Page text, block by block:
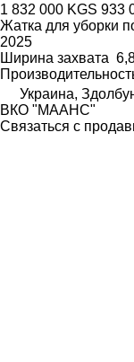
1 832 000 KGS 933
Жатка для уборки
2025
Ширина захвата
Украина,
ВКО "МААНС"
Связаться с